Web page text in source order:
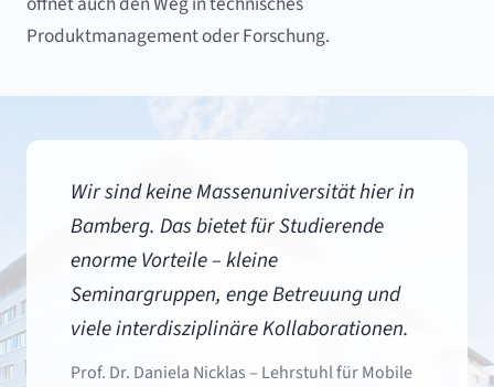
Produktmanagement oder Forschung.
Wir sind keine Massenuniversität hier in
Bamberg. Das bietet für Studierende
enorme Vorteile – kleine
Seminargruppen, enge Betreuung und
viele interdisziplinäre Kollaborationen.
Prof. Dr. Daniela Nicklas – Lehrstuhl für Mobile